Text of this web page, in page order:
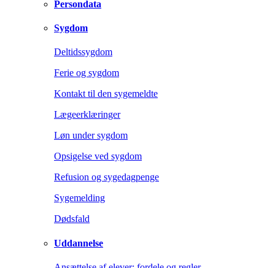
Persondata
Sygdom
Deltidssygdom
Ferie og sygdom
Kontakt til den sygemeldte
Lægeerklæringer
Løn under sygdom
Opsigelse ved sygdom
Refusion og sygedagpenge
Sygemelding
Dødsfald
Uddannelse